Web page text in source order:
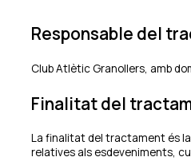
Responsable del
Club Atlètic Granollers, amb
Finalitat del
La finalitat del tractament és
relatives als esdeveniments,